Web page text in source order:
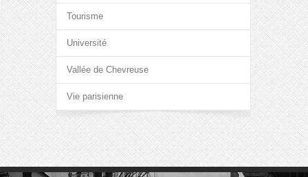
Tourisme
Université
Vallée de Chevreuse
Vie parisienne